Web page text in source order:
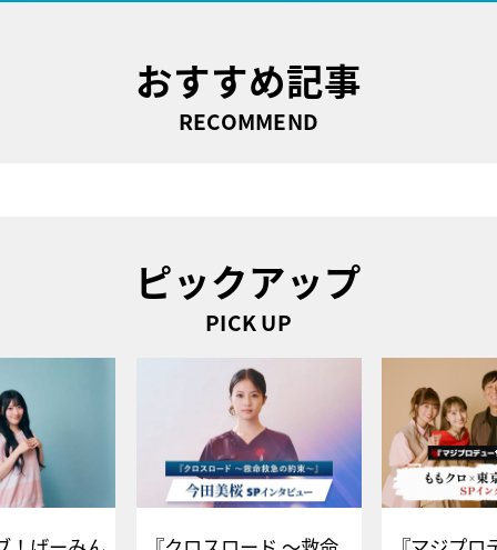
おすすめ記事
RECOMMEND
ピックアップ
PICK UP